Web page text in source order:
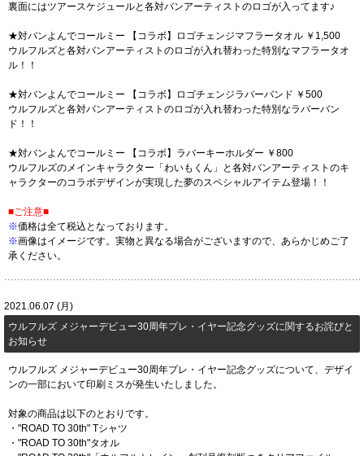
裏面にはツアースケジュールと各対バンアーティストのロゴが入ってます♪
★対バンよんでコールミー 【コラボ】ロゴチェンジマフラータオル ￥1,500
ウルフルズと各対バンアーティストのロゴが入れ替わった特別なマフラータオ
ル！！
★対バンよんでコールミー 【コラボ】ロゴチェンジラバーバンド ￥500
ウルフルズと各対バンアーティストのロゴが入れ替わった特別なラバーバン
ド！！
★対バンよんでコールミー 【コラボ】ラバーキーホルダー ￥800
ウルフルズのメインキャラクター「わいもくん」と各対バンアーティストのキ
ャラクターのコラボデザインが実現した夢のスペシャルアイテム登場！！
■ご注意■
※価格は全て税込となっております。
※画像はイメージです。実物と異なる場合がございますので、あらかじめご了
承ください。
2021.06.07 (月)
​ウルフルズ メジャーデビュー30周年プレ・イヤー記念グッズに関するお詫びと
お知らせ
ウルフルズ メジャーデビュー30周年プレ・イヤー記念グッズについて、デザイ
ンの一部において印刷ミスが発生いたしました。
対象の商品は以下のとおりです。
・"ROAD TO 30th" Tシャツ
・"ROAD TO 30th"タオル